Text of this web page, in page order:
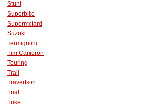
Stunt
Superbike
Supermotard
Suzuki
Termignoni
Tim Cameron
Touring
Trail
Travertson
Trial
Trike